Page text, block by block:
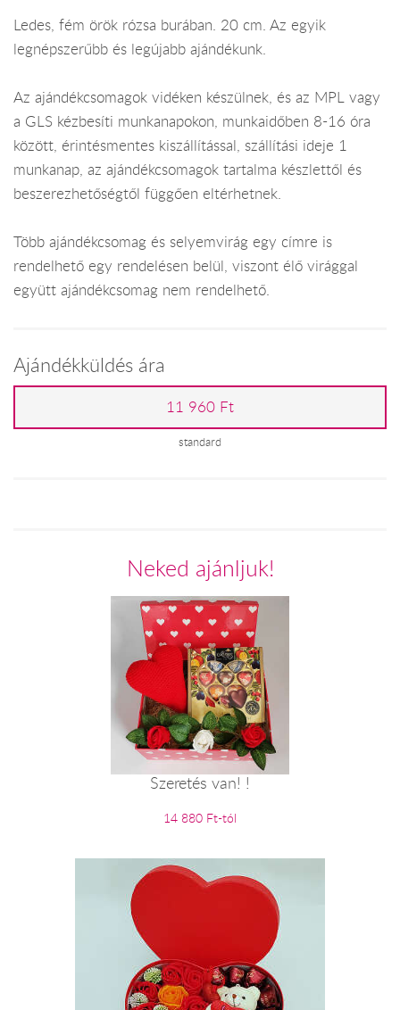
Ledes, fém örök rózsa burában. 20 cm. Az egyik
legnépszerűbb és legújabb ajándékunk.
Az ajándékcsomagok vidéken készülnek, és az MPL vagy
a GLS kézbesíti munkanapokon, munkaidőben 8-16 óra
között, érintésmentes kiszállítással, szállítási ideje 1
munkanap, az ajándékcsomagok tartalma készlettől és
beszerezhetőségtől függően eltérhetnek.
Több ajándékcsomag és selyemvirág egy címre is
rendelhető egy rendelésen belül, viszont élő virággal
együtt ajándékcsomag nem rendelhető.
Ajándékküldés ára
11 960 Ft
standard
Neked ajánljuk!
Szeretés van! !
14 880 Ft-tól